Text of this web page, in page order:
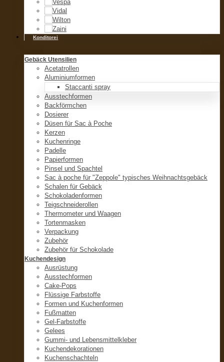
Konditorei
Gebäck Utensilien
Acetatrollen
Aluminiumformen
Staccanti spray
Ausstechformen
Backförmchen
Dosierer
Düsen für Sac à Poche
Kerzen
Kuchenringe
Padelle
Papierformen
Pinsel und Spachtel
Sac à poche für "Zeppole" typisches Weihnachtsgebäck
Schalen für Gebäck
Schokoladenformen
Teigschneiderollen
Thermometer und Waagen
Tortenmasken
Verpackung
Zubehör
Zubehör für Schokolade
Kuchendesign
Ausrüstung
Ausstechformen
Cake-Pops
Flüssige Farbstoffe
Formen und Kuchenformen
Fußmatten
Gel-Farbstoffe
Gelees
Gummi- und Lebensmittelkleber
Kuchendekorationen
Kuchenschachteln